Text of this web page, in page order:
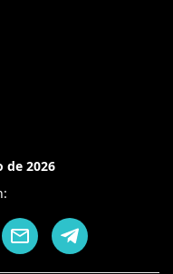
de 2026